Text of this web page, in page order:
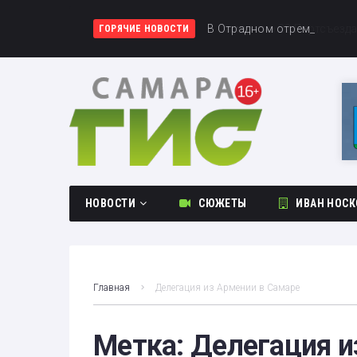
ГОРЯЧИЕ НОВОСТИ В Самаре на 22
В Отрадном
Матч между «Крыльями
НОВОСТИ СЮЖЕТЫ ИВАН
Главная Делегация из Армении в Самаре
Метка: Делегация